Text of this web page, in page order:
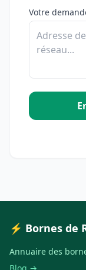
Votre
⚡ Bornes de
Annuaire des